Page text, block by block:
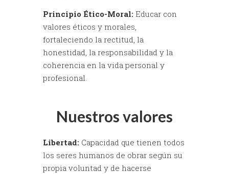
Principio Ético-Moral: Educar con
valores éticos y morales,
fortaleciendo la rectitud, la
honestidad, la responsabilidad y la
coherencia en la vida personal y
profesional.
Nuestros valores
Libertad: Capacidad que tienen todos
los seres humanos de obrar según su
propia voluntad y de hacerse